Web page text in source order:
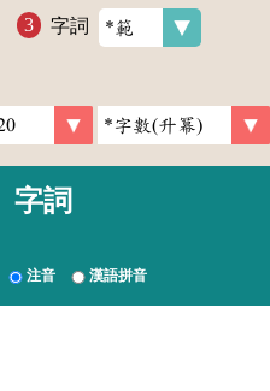
字詞
字詞
注音 漢語拼音